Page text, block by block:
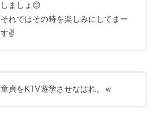
しましょ😊
それではその時を楽しみにしてまー
す✌️
童貞をKTV遊学させなはれ。ｗ